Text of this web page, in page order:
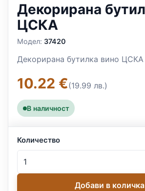
Декорирана
ЦСКА
Модел: 37420
Декорирана бутилка вино ЦСКА
10.22 €(19.99 лв.)
В наличност
Количество
Добави в количка